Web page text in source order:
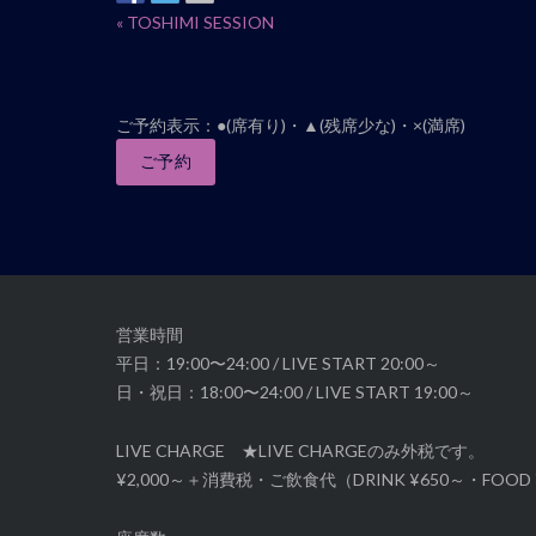
イ
ト
ナ
ョ
«TOSHIMI SESSION
ご予約表示：●(席有り)・▲(残席少な)・×(満席)
ご予約
営業時間
平日：19:00〜24:00 / LIVE START 20:00～
日・祝日：18:00〜24:00 / LIVE START 19:00～
LIVE CHARGE ★LIVE CHARGEのみ外税です。
¥2,000～＋消費税・ご飲食代（DRINK ¥650～・FOOD